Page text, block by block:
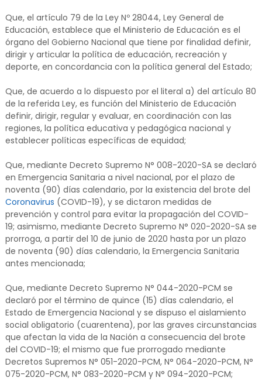
Que, el artículo 79 de la Ley Nº 28044, Ley General de
Educación, establece que el Ministerio de Educación es el
órgano del Gobierno Nacional que tiene por finalidad definir,
dirigir y articular la política de educación, recreación y
deporte, en concordancia con la política general del Estado;
Que, de acuerdo a lo dispuesto por el literal a) del artículo 80
de la referida Ley, es función del Ministerio de Educación
definir, dirigir, regular y evaluar, en coordinación con las
regiones, la política educativa y pedagógica nacional y
establecer políticas específicas de equidad;
Que, mediante Decreto Supremo N° 008-2020-SA se declaró
en Emergencia Sanitaria a nivel nacional, por el plazo de
noventa (90) días calendario, por la existencia del brote del
Coronavirus (COVID-19), y se dictaron medidas de
prevención y control para evitar la propagación del COVID-
19; asimismo, mediante Decreto Supremo N° 020-2020-SA se
prorroga, a partir del 10 de junio de 2020 hasta por un plazo
de noventa (90) días calendario, la Emergencia Sanitaria
antes mencionada;
Que, mediante Decreto Supremo N° 044-2020-PCM se
declaró por el término de quince (15) días calendario, el
Estado de Emergencia Nacional y se dispuso el aislamiento
social obligatorio (cuarentena), por las graves circunstancias
que afectan la vida de la Nación a consecuencia del brote
del COVID-19; el mismo que fue prorrogado mediante
Decretos Supremos N° 051-2020-PCM, N° 064-2020-PCM, N°
075-2020-PCM, N° 083-2020-PCM y N° 094-2020-PCM;